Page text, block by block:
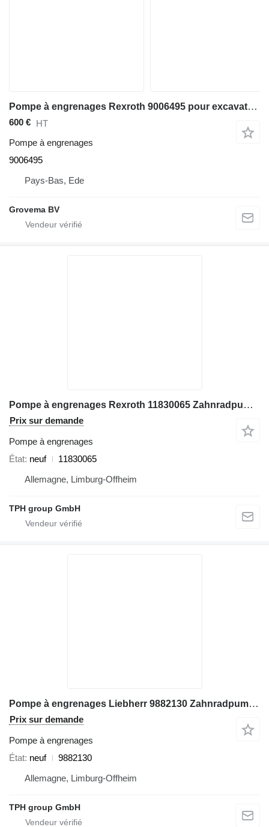
Pompe à engrenages Rexroth 9006495 pour excavateur Liebherr A918 / A920 / LH24 M / LH26 M / LH26 EC
600 € HT
Pompe à engrenages
9006495
Pays-Bas, Ede
Grovema BV
Pompe à engrenages Rexroth 11830065 Zahnradpumpe, Liebherr A934C, A954C pour excavateur Liebherr A934C, A954C
Prix sur demande
Pompe à engrenages
État neuf
11830065
Allemagne, Limburg-Offheim
TPH group GmbH
Pompe à engrenages Liebherr 9882130 Zahnradpumpe, Liebherr A914, A924 pour excavateur Liebherr A924
Prix sur demande
Pompe à engrenages
État neuf
9882130
Allemagne, Limburg-Offheim
TPH group GmbH